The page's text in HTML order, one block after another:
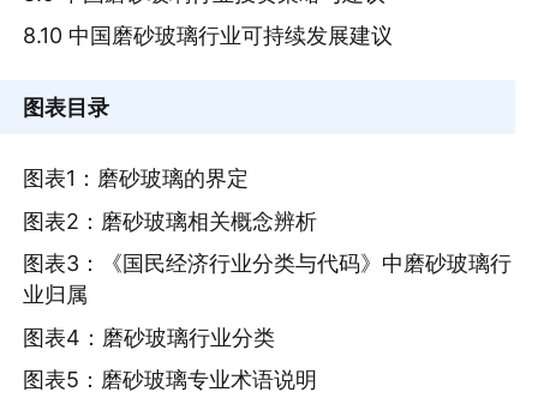
8.10 中国磨砂玻璃行业可持续发展建议
图表目录
图表1：磨砂玻璃的界定
图表2：磨砂玻璃相关概念辨析
图表3：《国民经济行业分类与代码》中磨砂玻璃行
业归属
图表4：磨砂玻璃行业分类
图表5：磨砂玻璃专业术语说明